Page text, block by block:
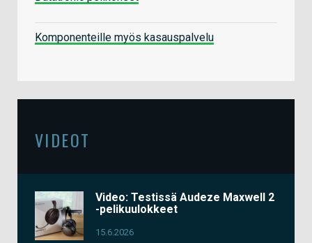
Komponenteille myös kasauspalvelu
VIDEOT
Video: Testissä Audeze Maxwell 2
-pelikuulokkeet
15.6.2026